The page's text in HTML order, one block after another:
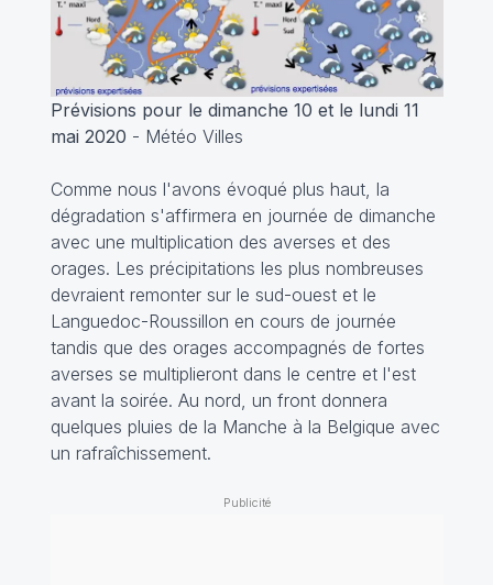
Prévisions pour le dimanche 10 et le lundi 11
mai 2020 - Météo Villes
Comme nous l'avons évoqué plus haut, la
dégradation s'affirmera en journée de dimanche
avec une multiplication des averses et des
orages. Les précipitations les plus nombreuses
devraient remonter sur le sud-ouest et le
Languedoc-Roussillon en cours de journée
tandis que des orages accompagnés de fortes
averses se multiplieront dans le centre et l'est
avant la soirée. Au nord, un front donnera
quelques pluies de la Manche à la Belgique avec
un rafraîchissement.